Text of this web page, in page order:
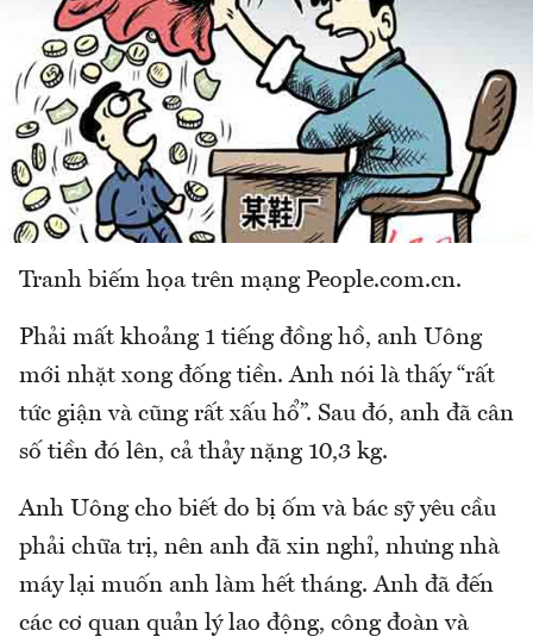
Tranh biếm họa trên mạng People.com.cn.
Phải mất khoảng 1 tiếng đồng hồ, anh Uông
mới nhặt xong đống tiền. Anh nói là thấy “rất
tức giận và cũng rất xấu hổ”. Sau đó, anh đã cân
số tiền đó lên, cả thảy nặng 10,3 kg.
Anh Uông cho biết do bị ốm và bác sỹ yêu cầu
phải chữa trị, nên anh đã xin nghỉ, nhưng nhà
máy lại muốn anh làm hết tháng. Anh đã đến
các cơ quan quản lý lao động, công đoàn và